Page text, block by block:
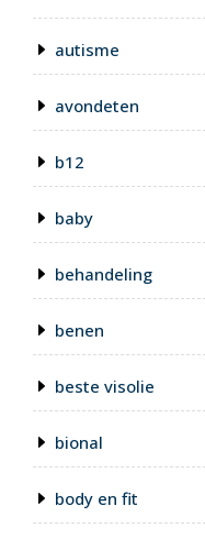
autisme
avondeten
b12
baby
behandeling
benen
beste visolie
bional
body en fit